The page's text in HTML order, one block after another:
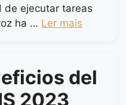
de ejecutar tareas
ha … Ler mais
del
2023